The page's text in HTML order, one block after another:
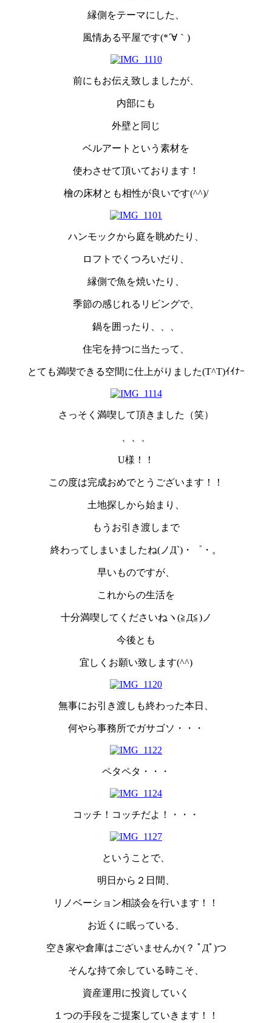
縁側をテーマにした、
風情ある平屋です(*´∀｀)
前にもお伝え致しましたが、
内部にも
外壁と同じ
ベルアートという素材を
使わさせて頂いております！
檜の床材とも相性が良いです(^^)/
ハンモックから庭を眺めたり、
ロフトでくつろいだり、
縁側で魚を焼いたり、
季節の感じれるリビングで、
鍋を囲ったり、、、
住宅を持つに当たって、
とても満喫できる空間に仕上がりました(T^T)ｲｲﾅｰ
さっそく満喫して頂きました（笑）
U様！！
この度は完成おめでとうございます！！
土地探しから始まり、
もうお引き渡しまで
終わってしまいましたね(ノД`)・゜・。
早いものですが、
これからの生活を
十分満喫してくださいねヽ(≧Д≦)ノ
今後とも
宜しくお願い致します(^^)
無事にお引き渡しも終わった本日、
何やら事務所でガサゴソ・・・
ペタペタ・・・
コッチ！コッチだよ！・・・
ということで、
明日から２日間、
リノベーション相談会を行います！！
お近くに眠っている、
空き家や倉庫はございませんか(？ ﾟДﾟ)つ
そんな持て余している時こそ、
資産運用に投資していく
１つの手段をご提案していきます！！